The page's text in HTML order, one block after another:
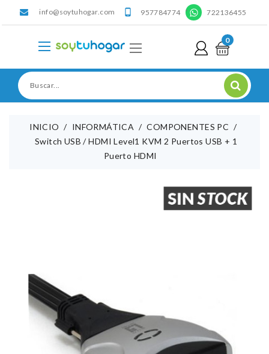
info@soytuhogar.com  957784774 ' 722136455
0
INICIO INFORMÁTICA
COMPONENTES PC
Switch USB / HDMI Level1 KVM 2 Puertos USB + 1
Puerto HDMI